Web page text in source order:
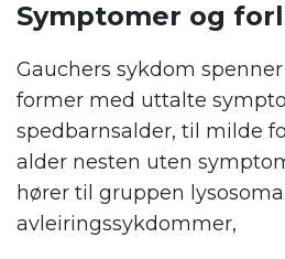
Symptomer og
Gauchers sykdom
former med uttalte
spedbarnsalder, til milde
alder nesten uten
hører til gruppen
avleiringssykdommer,